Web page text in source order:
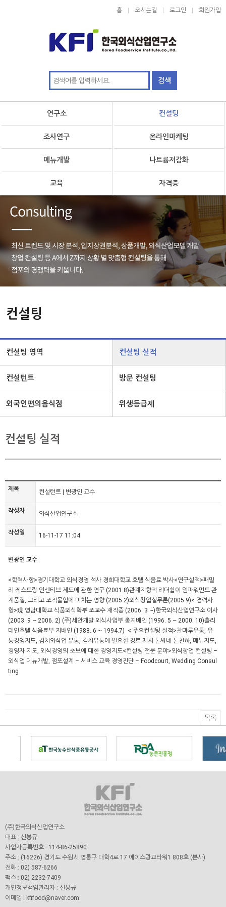
홈 오시는길 로그인 회원가입
연구소 컨설팅
조사연구 온라인마케팅
메뉴개발 나트륨저감화
교육 자격증
컨설팅
컨설팅 영역 컨설팅 실적
컨설턴트 방문 컨설팅
외국인편의음식점 위생등급제
컨설팅 실적
제목 컨설턴트 | 변광인 교수
작성자 외식산업연구소
작성일 16-11-17 11:04
변광인 교수
<학력사항>경기대학교 외식경영 석사 경희대학교 호텔 식음료 박사<연구실적>패밀
리 레스토랑 인센티브 제도에 관한 연구 (2001.8)관계지향적 리더쉽이 임파워먼트 관
계품질, 그리고 조직몰입에 미치는 영향 (2005.2)외식창업실무론(2005.9)< 경력사
항>現 영남대학교 식품외식학부 조교수 재직중 (2006. 3 ~)한국외식산업연구소 이사
(2003. 9 ~ 2006. 2) (주)세안개발 외식사업부 총지배인 (1996. 5 ~ 2000. 10)홀리
데인호텔 식음료부 지배인 (1988. 6 ~ 1994.7) < 주요컨설팅 실적>찬마루유통, 유
통경영지도, 김치외식업 유통, 김치유통에 필요한 경로 제시 돈씨네 돈천하, 메뉴지도,
경영자 지도, 외식경영의 초보에 대한 경영지도<컨설팅 전문 분야>외식창업 컨설팅 –
외식업 메뉴개발, 점포설계 – 서비스 교육 경영진단 – Foodcourt, Wedding Consul
ting
목록
(주)한국외식산업연구소
대표 : 신봉규
사업자등록번호 : 114-86-25890
주소 : (16226) 경기도 수원시 영통구 대학4로 17 에이스광교타워1 808호 (본사)
전화 : 02) 587-6266
팩스 : 02) 2232-7409
개인정보책임관리자 : 신봉규
이메일 : kfifood@naver.com